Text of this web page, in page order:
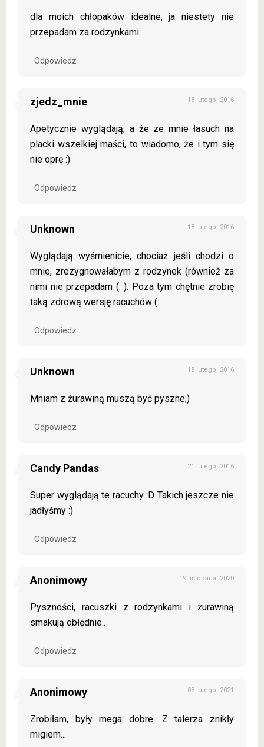
dla moich chłopaków idealne, ja niestety nie
przepadam za rodzynkami
Odpowiedz
zjedz_mnie 18 lutego, 2016
Apetycznie wyglądają, a że ze mnie łasuch na
placki wszelkiej maści, to wiadomo, że i tym się
nie oprę :)
Odpowiedz
Unknown 18 lutego, 2016
Wyglądają wyśmienicie, chociaż jeśli chodzi o
mnie, zrezygnowałabym z rodzynek (również za
nimi nie przepadam (: ). Poza tym chętnie zrobię
taką zdrową wersję racuchów (:
Odpowiedz
Unknown 18 lutego, 2016
Mniam z żurawiną muszą być pyszne;)
Odpowiedz
Candy Pandas 21 lutego, 2016
Super wyglądają te racuchy :D Takich jeszcze nie
jadłyśmy :)
Odpowiedz
Anonimowy 19 listopada, 2020
Pyszności, racuszki z rodzynkami i żurawiną
smakują obłędnie..
Odpowiedz
Anonimowy 03 lutego, 2021
Zrobiłam, były mega dobre. Z talerza znikły
migiem...